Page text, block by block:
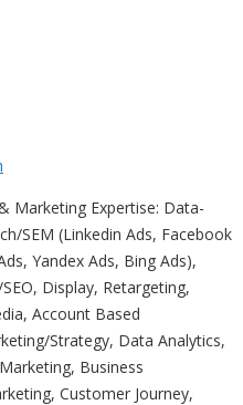
Marketing Expertise: Data-
SEM (Linkedin Ads, Facebook
Yandex Ads, Bing Ads),
Display, Retargeting,
Account Based
Strategy, Data Analytics,
Business
Customer Journey,